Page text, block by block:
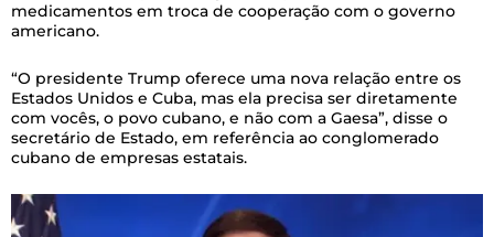
medicamentos em troca de cooperação com o governo
americano.
“O presidente Trump oferece uma nova relação entre os
Estados Unidos e Cuba, mas ela precisa ser diretamente
com vocês, o povo cubano, e não com a Gaesa”, disse o
secretário de Estado, em referência ao conglomerado
cubano de empresas estatais.